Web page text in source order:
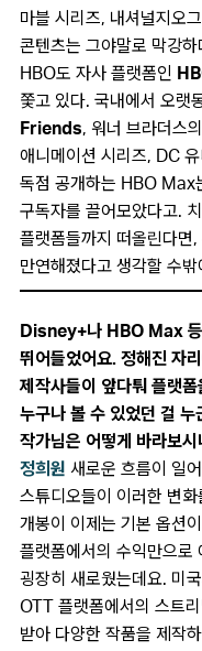
마블 시리즈, 내셔널지오
콘텐츠는 그야말로 막강
HBO도 자사 플랫폼인
쫓고 있다. 국내에서 오랫
Friends, 워너 브라더스
애니메이션 시리즈, DC
독점 공개하는 HBO Max
구독자를 끌어모았다고.
플랫폼들까지 떠올린다면,
만연해졌다고 생각할 수밖
Disney+나 HBO Max 등
뛰어들었어요. 정해진 자
제작사들이 앞다퉈 플랫
누구나 볼 수 있었던 걸 누
작가님은 어떻게 바라보시
정희원 새로운 흐름이 일
스튜디오들이 이러한 변
개봉이 이제는 기본 옵션
플랫폼에서의 수익만으로
굉장히 새로웠는데요. 미
OTT 플랫폼에서의 스트
받아 다양한 작품을 제작